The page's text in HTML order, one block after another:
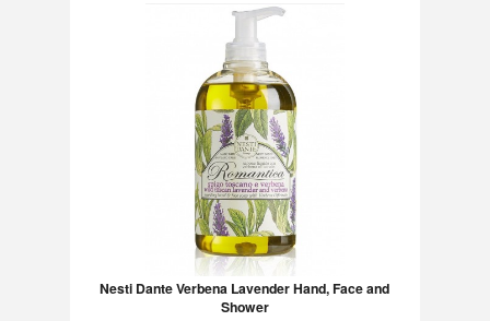
Nesti Dante Verbena Lavender Hand, Face and
Shower